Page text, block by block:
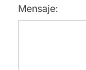
Mensaje: